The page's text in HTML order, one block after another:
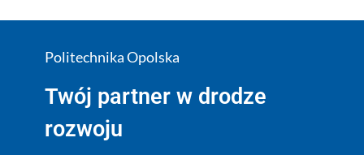
Politechnika Opolska
Twój partner w drodze
rozwoju